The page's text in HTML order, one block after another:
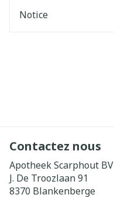
Notice
Contactez nous
Apotheek Scarphout BV
J. De Troozlaan 91
8370 Blankenberge